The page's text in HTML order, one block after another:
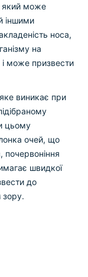
який може
іншими
носа,
на
і може призвести
виникає при
цьому
очей, що
почервоніння
швидкої
до
зору.